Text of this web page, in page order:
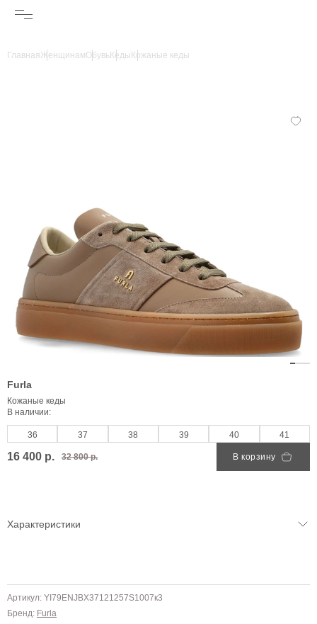
ГлавнаяЖенщинамОбувьКеды Кожаные кеды
Furla
Кожаные кеды
В наличии:
36 37 38 39 40 41
16 400 р. 32 800 р. В корзину
Характеристики
Артикул: YI79ENJBX37121257S1007к3
Бренд: Furla